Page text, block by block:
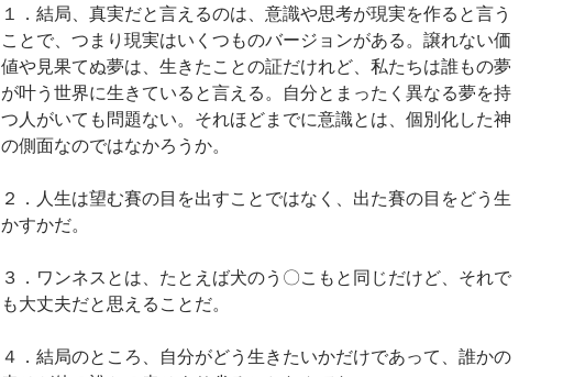
１．結局、真実だと言えるのは、意識や思考が現実を作ると言う
ことで、つまり現実はいくつものバージョンがある。譲れない価
値や見果てぬ夢は、生きたことの証だけれど、私たちは誰もの夢
が叶う世界に生きていると言える。自分とまったく異なる夢を持
つ人がいても問題ない。それほどまでに意識とは、個別化した神
の側面なのではなかろうか。
２．人生は望む賽の目を出すことではなく、出た賽の目をどう生
かすかだ。
３．ワンネスとは、たとえば犬のう〇こもと同じだけど、それで
も大丈夫だと思えることだ。
４．結局のところ、自分がどう生きたいかだけであって、誰かの